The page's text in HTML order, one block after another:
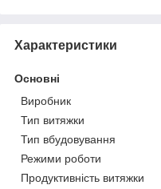
Характеристики
Основні
Виробник
Тип витяжки
Тип вбудовування
Режими роботи
Продуктивність витяжки